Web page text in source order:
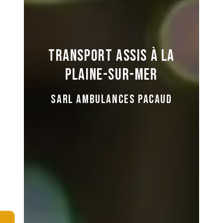
Transport assis à La
Plaine-sur-Mer
SARL AMBULANCES PACAUD